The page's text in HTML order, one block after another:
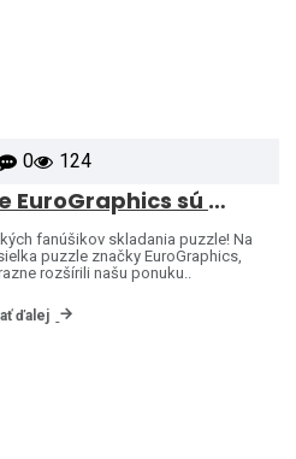
0 124
Obľúbené puzzle EuroGraphics sú opäť skladom – a ponuku sme rozšírili o ďalšie motívy!
fanúšikov skladania puzzle! Na
puzzle značky EuroGraphics,
rozšírili našu ponuku..
ďalej